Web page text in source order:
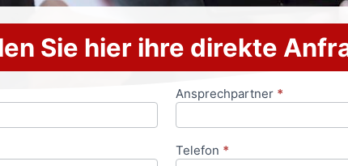
Sie hier ihre direkte
Ansprechpartner *
Telefon *